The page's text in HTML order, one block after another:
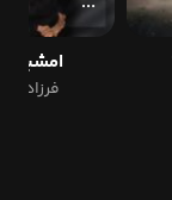
امشبمون
فرزاد